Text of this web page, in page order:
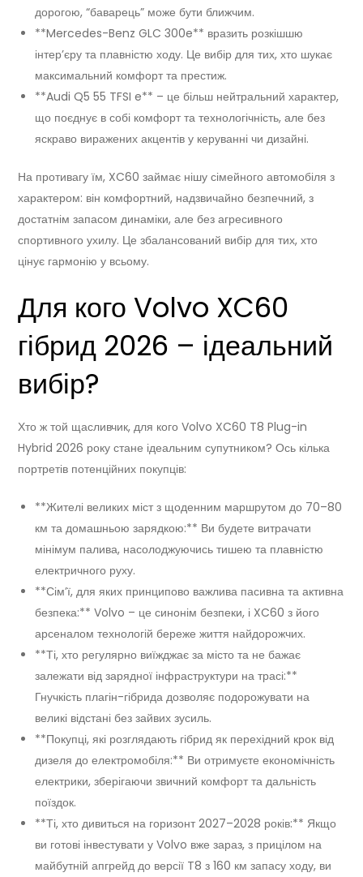
дорогою, “баварець” може бути ближчим.
**Mercedes-Benz GLC 300e** вразить розкішшю
інтер’єру та плавністю ходу. Це вибір для тих, хто шукає
максимальний комфорт та престиж.
**Audi Q5 55 TFSI e** – це більш нейтральний характер,
що поєднує в собі комфорт та технологічність, але без
яскраво виражених акцентів у керуванні чи дизайні.
На противагу їм, XC60 займає нішу сімейного автомобіля з
характером: він комфортний, надзвичайно безпечний, з
достатнім запасом динаміки, але без агресивного
спортивного ухилу. Це збалансований вибір для тих, хто
цінує гармонію у всьому.
Для кого Volvo XC60
гібрид 2026 – ідеальний
вибір?
Хто ж той щасливчик, для кого Volvo XC60 T8 Plug-in
Hybrid 2026 року стане ідеальним супутником? Ось кілька
портретів потенційних покупців:
**Жителі великих міст з щоденним маршрутом до 70–80
км та домашньою зарядкою:** Ви будете витрачати
мінімум палива, насолоджуючись тишею та плавністю
електричного руху.
**Сім’ї, для яких принципово важлива пасивна та активна
безпека:** Volvo – це синонім безпеки, і XC60 з його
арсеналом технологій береже життя найдорожчих.
**Ті, хто регулярно виїжджає за місто та не бажає
залежати від зарядної інфраструктури на трасі:**
Гнучкість плагін-гібрида дозволяє подорожувати на
великі відстані без зайвих зусиль.
**Покупці, які розглядають гібрид як перехідний крок від
дизеля до електромобіля:** Ви отримуєте економічність
електрики, зберігаючи звичний комфорт та дальність
поїздок.
**Ті, хто дивиться на горизонт 2027–2028 років:** Якщо
ви готові інвестувати у Volvo вже зараз, з прицілом на
майбутній апгрейд до версії T8 з 160 км запасу ходу, ви